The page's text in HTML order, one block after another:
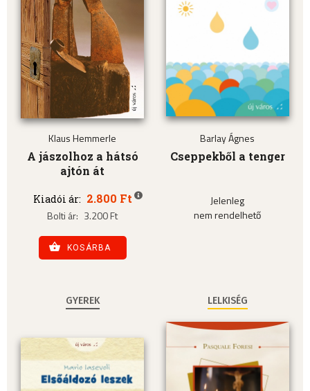
Klaus Hemmerle
A jászolhoz a hátsó
ajtón át
Kiadói ár: 2.800 Ft
Bolti ár: 3.200 Ft
KOSÁRBA
Barlay Ágnes
Cseppekből a tenger
Jelenleg
nem rendelhető
GYEREK LELKISÉG